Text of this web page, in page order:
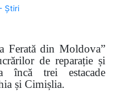
Știri
Ferată din Moldova”
de reparație și
încă trei estacade
și Cimișlia.